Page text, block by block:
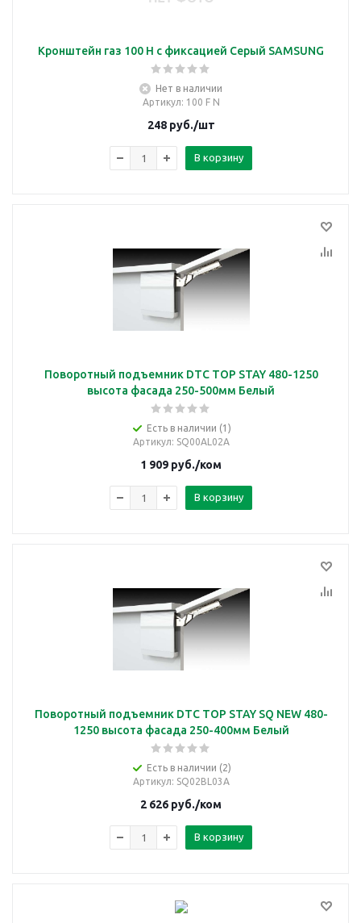
Кронштейн газ 100 Н с фиксацией Серый SAMSUNG
Нет в наличии
Артикул: 100 F N
248руб./шт
В корзину
Поворотный подъемник DTC TOP STAY 480-1250
высота фасада 250-500мм Белый
Есть в наличии (1)
Артикул: SQ00AL02A
1 909 руб./ком
В корзину
Поворотный подъемник DTC TOP STAY SQ NEW 480-
1250 высота фасада 250-400мм Белый
Есть в наличии (2)
Артикул: SQ02BL03A
2 626 руб./ком
В корзину